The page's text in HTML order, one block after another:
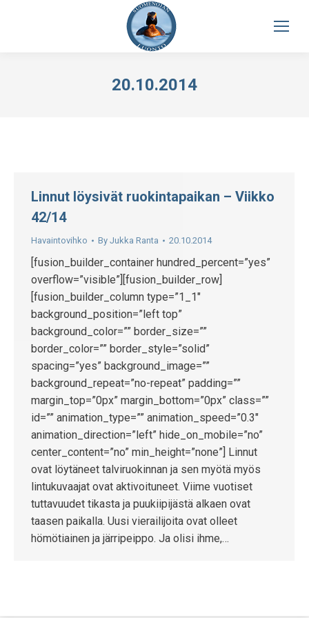
20.10.2014
Linnut löysivät ruokintapaikan – Viikko
42/14
Havaintovihko By Jukka Ranta 20.10.2014
[fusion_builder_container hundred_percent=”yes”
overflow=”visible”][fusion_builder_row]
[fusion_builder_column type=”1_1″
background_position=”left top”
background_color=”” border_size=””
border_color=”” border_style=”solid”
spacing=”yes” background_image=””
background_repeat=”no-repeat” padding=””
margin_top=”0px” margin_bottom=”0px” class=””
id=”” animation_type=”” animation_speed=”0.3″
animation_direction=”left” hide_on_mobile=”no”
center_content=”no” min_height=”none”] Linnut
ovat löytäneet talviruokinnan ja sen myötä myös
lintukuvaajat ovat aktivoituneet. Viime vuotiset
tuttavuudet tikasta ja puukiipijästä alkaen ovat
taasen paikalla. Uusi vierailijoita ovat olleet
hömötiainen ja järripeippo. Ja olisi ihme,…